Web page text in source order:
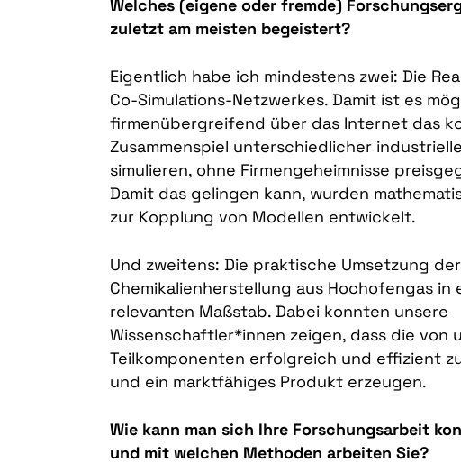
Welches (eigene oder fremde)
zuletzt am meisten begeistert?
Eigentlich habe ich mindestens zwei: Die
Co-Simulations-Netzwerkes. Damit ist es
firmenübergreifend über das Internet das
Zusammenspiel unterschiedlicher
simulieren, ohne Firmengeheimnisse
Damit das gelingen kann, wurden
zur Kopplung von Modellen entwickelt.
Und zweitens: Die praktische Umsetzung der
Chemikalienherstellung aus Hochofengas in
relevanten Maßstab. Dabei konnten unsere
Wissenschaftler*innen zeigen, dass die von
Teilkomponenten erfolgreich und effizient
und ein marktfähiges Produkt erzeugen.
Wie kann man sich Ihre Forschungsarbeit
und mit welchen Methoden arbeiten Sie?